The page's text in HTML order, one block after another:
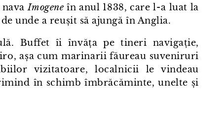
navaImogene în anul 1838, care l⁠-⁠a luat la
unde a reușit să ajungă în Anglia.
Buffet îi învăța pe tineri navigație,
așa cum marinarii făureau suveniruri
vizitatoare, localnicii le vindeau
în schimb îmbrăcăminte, unelte și